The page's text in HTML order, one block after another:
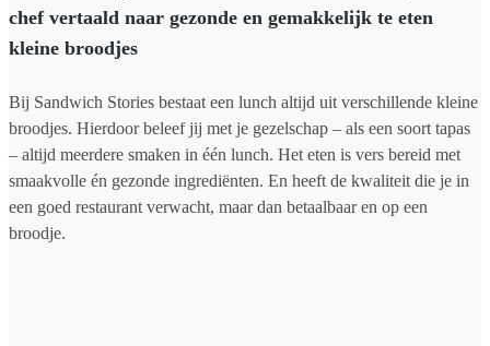
chef vertaald naar gezonde en gemakkelijk te eten
kleine broodjes
Bij Sandwich Stories bestaat een lunch altijd uit verschillende kleine
broodjes. Hierdoor beleef jij met je gezelschap – als een soort tapas
– altijd meerdere smaken in één lunch. Het eten is vers bereid met
smaakvolle én gezonde ingrediënten. En heeft de kwaliteit die je in
een goed restaurant verwacht, maar dan betaalbaar en op een
broodje.